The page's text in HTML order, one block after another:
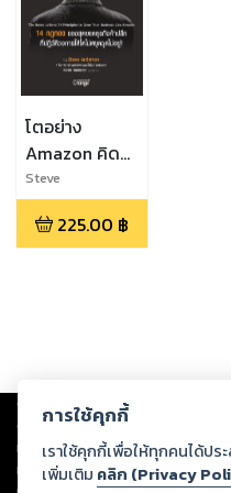
โตอย่าง
Amazon คิด
อย่าง BEZOS
Steve
Anderson,Karen
Anderson
225.00 ฿
Copyright © 2026
ต่อผลงานหรือเนื้อหาใดที่อัปโหลดผ่า
ทรัพย์สินทางปัญญาของบุคคลอื่นหรื
ทุกท่านโปรดใช้วิจารณญาณในการก
การใช้คุกกี้
เราใช้คุกกี้เพื่อให้ทุกคนได้ป
เพิ่มเติม คลิก (Privacy